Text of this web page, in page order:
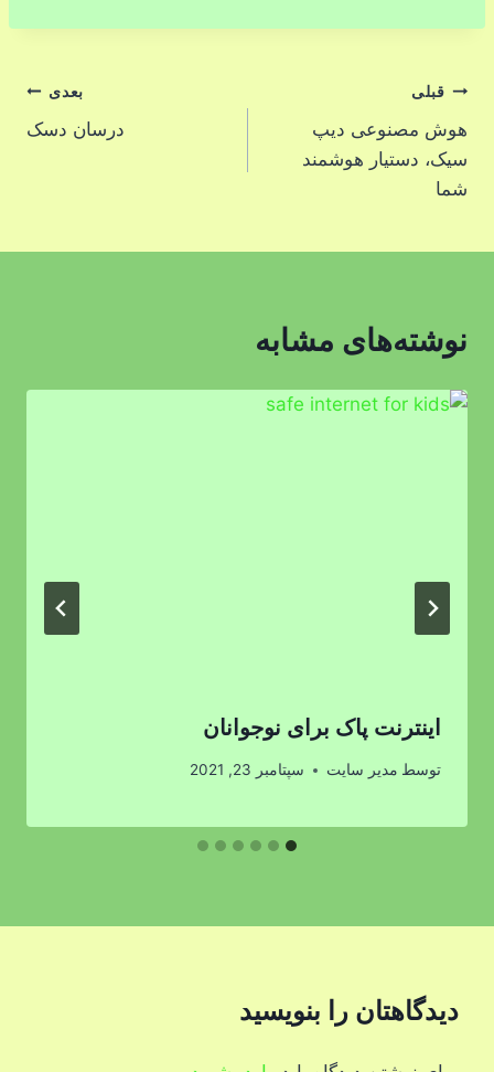
راهبری
نوشته
قبلی
هوش مصنوعی دیپ
سیک، دستیار هوشمند
شما
بعدی
درسان دسک
نوشته‌های مشابه
اینترنت پاک برای نوجوانان
توسط مدیر سایت سپتامبر 23, 2021
دیدگاهتان را بنویسید